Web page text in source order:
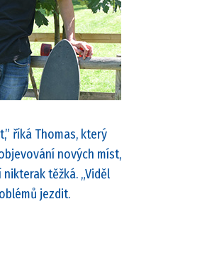
říká Thomas, který
nových míst,
těžká. „Viděl
jezdit.